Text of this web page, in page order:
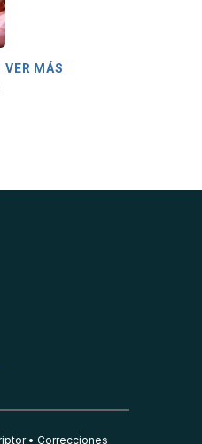
VER MÁS
Correcciones